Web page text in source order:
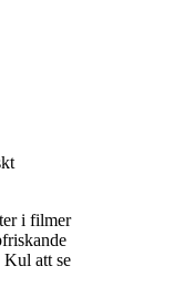
i filmer
att se